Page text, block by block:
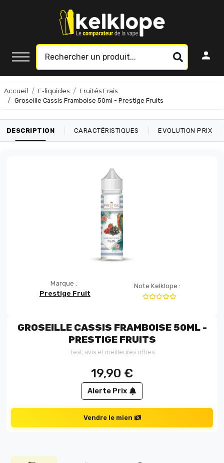
Accueil E-liquides
Fruités Frais
Groseille Cassis Framboise 50ml - Prestige Fruits
DESCRIPTION CARACTÉRISTIQUES EVOLUTION PRIX
Marque :
Prestige Fruit
Note Kelklope :
GROSEILLE CASSIS FRAMBOISE 50ML -
PRESTIGE FRUITS
Test, avis et meilleures offres
19,90 €
Alerte Prix
Vendre le mien